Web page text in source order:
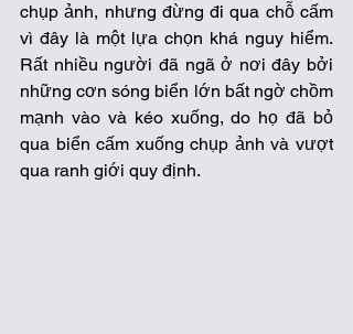
chụp ảnh, nhưng đừng đi qua chỗ cấm
vì đây là một lựa chọn khá nguy hiểm.
Rất nhiều người đã ngã ở nơi đây bởi
những cơn sóng biển lớn bất ngờ chồm
mạnh vào và kéo xuống, do họ đã bỏ
qua biển cấm xuống chụp ảnh và vượt
qua ranh giới quy định.